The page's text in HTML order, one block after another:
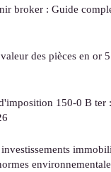
broker : Guide
des pièces en or
150-0 B ter